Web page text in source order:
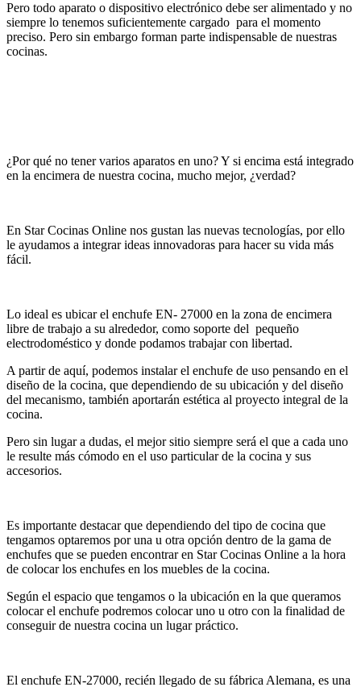
Pero todo aparato o dispositivo electrónico debe ser alimentado y no
siempre lo tenemos suficientemente cargado para el momento
preciso. Pero sin embargo forman parte indispensable de nuestras
cocinas.
¿Por qué no tener varios aparatos en uno? Y si encima está integrado
en la encimera de nuestra cocina, mucho mejor, ¿verdad?
En Star Cocinas Online nos gustan las nuevas tecnologías, por ello
le ayudamos a integrar ideas innovadoras para hacer su vida más
fácil.
Lo ideal es ubicar el enchufe EN- 27000 en la zona de encimera
libre de trabajo a su alrededor, como soporte del pequeño
electrodoméstico y donde podamos trabajar con libertad.
A partir de aquí, podemos instalar el enchufe de uso pensando en el
diseño de la cocina, que dependiendo de su ubicación y del diseño
del mecanismo, también aportarán estética al proyecto integral de la
cocina.
Pero sin lugar a dudas, el mejor sitio siempre será el que a cada uno
le resulte más cómodo en el uso particular de la cocina y sus
accesorios.
Es importante destacar que dependiendo del tipo de cocina que
tengamos optaremos por una u otra opción dentro de la gama de
enchufes que se pueden encontrar en Star Cocinas Online a la hora
de colocar los enchufes en los muebles de la cocina.
Según el espacio que tengamos o la ubicación en la que queramos
colocar el enchufe podremos colocar uno u otro con la finalidad de
conseguir de nuestra cocina un lugar práctico.
El enchufe EN-27000, recién llegado de su fábrica Alemana, es una